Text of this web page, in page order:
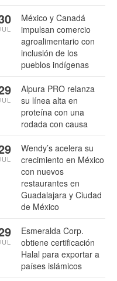
México y Canadá
impulsan comercio
agroalimentario con
inclusión de los
pueblos indígenas
Alpura PRO relanza
su línea alta en
proteína con una
rodada con causa
Wendy’s acelera su
crecimiento en México
con nuevos
restaurantes en
Guadalajara y Ciudad
de México
Esmeralda Corp.
obtiene certificación
Halal para exportar a
países islámicos